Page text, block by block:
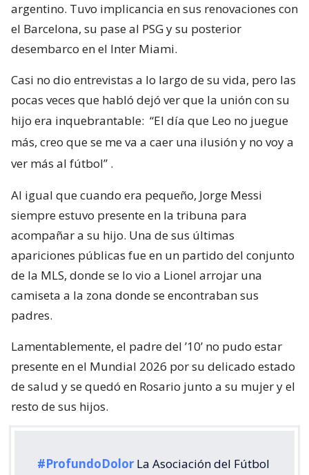
argentino. Tuvo implicancia en sus renovaciones con
el Barcelona, su pase al PSG y su posterior
desembarco en el Inter Miami.
Casi no dio entrevistas a lo largo de su vida, pero las
pocas veces que habló dejó ver que la unión con su
hijo era inquebrantable: “El día que Leo no juegue
más, creo que se me va a caer una ilusión y no voy a
ver más al fútbol” .
Al igual que cuando era pequeño, Jorge Messi
siempre estuvo presente en la tribuna para
acompañar a su hijo. Una de sus últimas
apariciones públicas fue en un partido del conjunto
de la MLS, donde se lo vio a Lionel arrojar una
camiseta a la zona donde se encontraban sus
padres.
Lamentablemente, el padre del ’10’ no pudo estar
presente en el Mundial 2026 por su delicado estado
de salud y se quedó en Rosario junto a su mujer y el
resto de sus hijos.
#ProfundoDolor La Asociación del Fútbol